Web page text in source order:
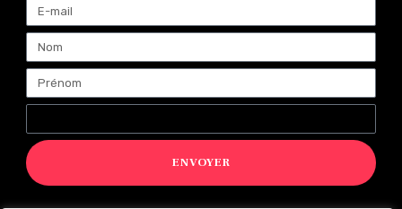
ENVOYER